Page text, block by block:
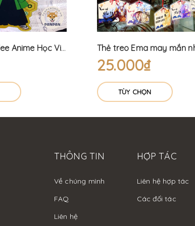
Mô Hình Standee Anime Học Viện Siêu Anh Hùng Lễ Hội - My Hero Academia (15cm) Bakugo Izuku Shoto
25.000₫
TÙY CHỌN
THÔNG TIN
Về chúng mình
FAQ
Liên hệ
HỢP TÁC
Liên hệ hợp tác
Các đối tác